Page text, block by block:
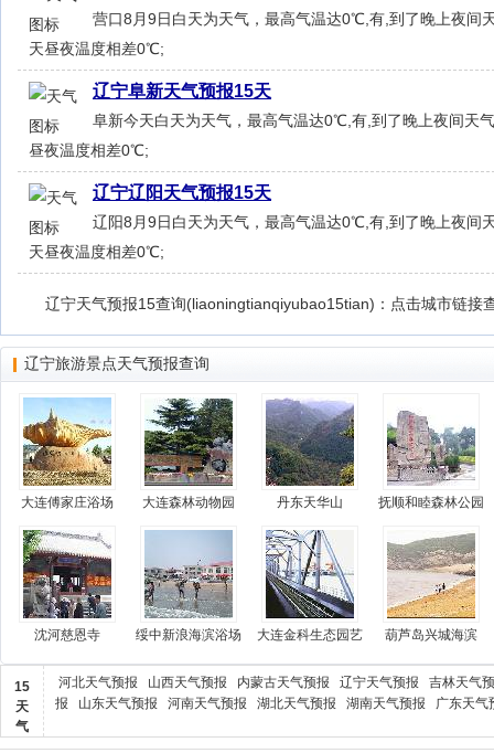
营口8月9日白天为天气，最高气温达0℃,有,到了晚上夜间
天昼夜温度相差0℃;
辽宁阜新天气预报15天
阜新今天白天为天气，最高气温达0℃,有,到了晚上夜间天
昼夜温度相差0℃;
辽宁辽阳天气预报15天
辽阳8月9日白天为天气，最高气温达0℃,有,到了晚上夜间
天昼夜温度相差0℃;
辽宁天气预报15查询(liaoningtianqiyubao15tian)：点击城市链接
辽宁旅游景点天气预报查询
大连傅家庄浴场 大连森林动物园 丹东天华山 抚顺和睦森林公园
沈河慈恩寺 绥中新浪海滨浴场 大连金科生态园艺 葫芦岛兴城海滨
15
天
气
河北天气预报 山西天气预报 内蒙古天气预报 辽宁天气预报
吉林天气
报
山东天气预报 河南天气预报 湖北天气预报 湖南天气预报 广东天气